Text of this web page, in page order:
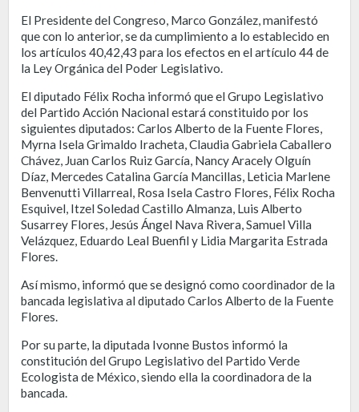
El Presidente del Congreso, Marco González, manifestó
que con lo anterior, se da cumplimiento a lo establecido en
los artículos 40,42,43 para los efectos en el artículo 44 de
la Ley Orgánica del Poder Legislativo.
El diputado Félix Rocha informó que el Grupo Legislativo
del Partido Acción Nacional estará constituido por los
siguientes diputados: Carlos Alberto de la Fuente Flores,
Myrna Isela Grimaldo Iracheta, Claudia Gabriela Caballero
Chávez, Juan Carlos Ruiz García, Nancy Aracely Olguín
Díaz, Mercedes Catalina García Mancillas, Leticia Marlene
Benvenutti Villarreal, Rosa Isela Castro Flores, Félix Rocha
Esquivel, Itzel Soledad Castillo Almanza, Luis Alberto
Susarrey Flores, Jesús Ángel Nava Rivera, Samuel Villa
Velázquez, Eduardo Leal Buenfil y Lidia Margarita Estrada
Flores.
Así mismo, informó que se designó como coordinador de la
bancada legislativa al diputado Carlos Alberto de la Fuente
Flores.
Por su parte, la diputada Ivonne Bustos informó la
constitución del Grupo Legislativo del Partido Verde
Ecologista de México, siendo ella la coordinadora de la
bancada.